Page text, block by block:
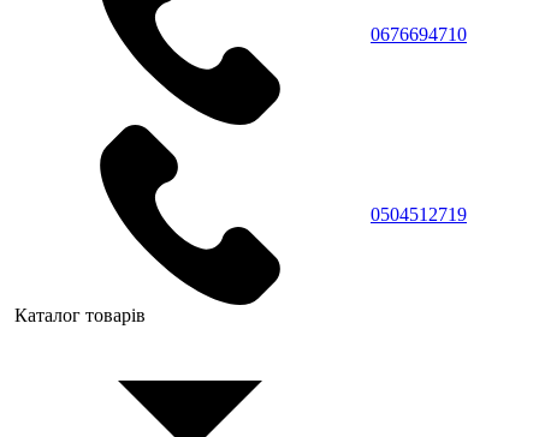
0676694710
0504512719
Каталог товарів